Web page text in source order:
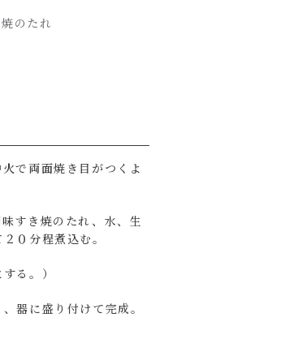
のたれ
で両面焼き目がつくよ
すき焼のたれ、水、生
０分程煮込む。
る。）
器に盛り付けて完成。